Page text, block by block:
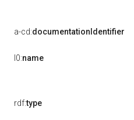
a-cd:documentationIdentifier
l0:name
rdf:type